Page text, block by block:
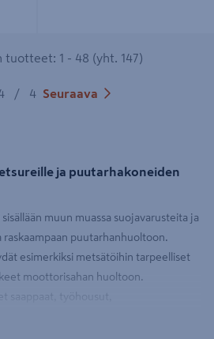
tuotteet: 1 - 48 (yht. 147)
/ 4 Seuraava
ja puutarhakoneiden
muun muassa suojavarusteita ja
puutarhanhuoltoon.
esimerkiksi metsätöihin tarpeelliset
moottorisahan huoltoon.
saappaat, työhousut,